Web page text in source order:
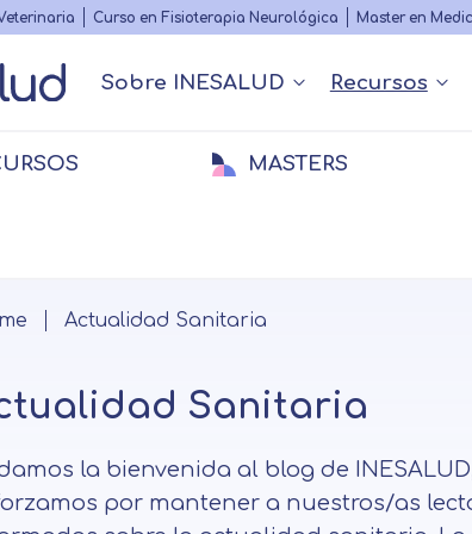
Curso en Fisioterapia Neurológica Master en
Main
Sobre INESALUD
somos Acreditaciones
Recursos
Sanitaria Webinars y Podcast
Veterinaria
MASTERS
Veterinaria
Actualidad Sanitaria
Sanitaria
damos la bienvenida al blog de
por mantener a nuestros/as